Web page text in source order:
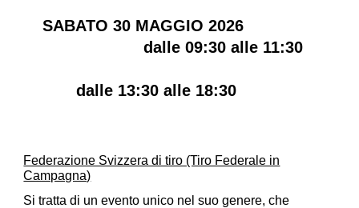
SABATO 30 MAGGIO 2026
dalle 09:30 alle 11:30
dalle 13:30 alle 18:30
Federazione Svizzera di tiro (Tiro Federale in
Campagna)
Si tratta di un evento unico nel suo genere, che